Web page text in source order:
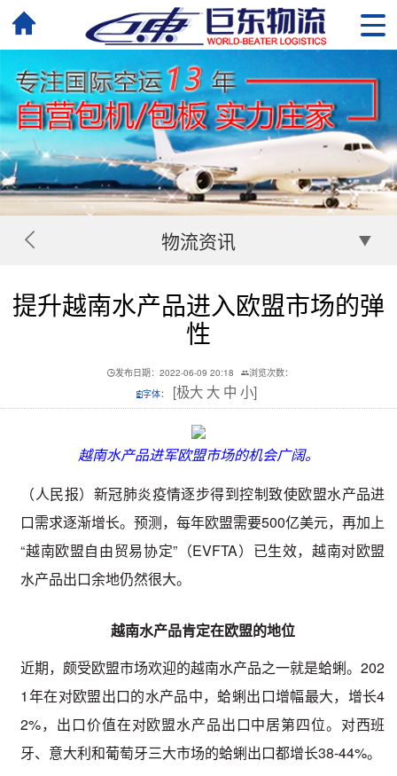
物流资讯
提升越南水产品进入欧盟市场的弹
性
发布日期：2022-06-09 20:18
浏览次数：
字体：
[极大 大 中 小]
越南水产品进军欧盟市场的机会广阔。
（人民报）新冠肺炎疫情逐步得到控制致使欧盟水产品进
口需求逐渐增长。预测，每年欧盟需要500亿美元，再加上
“越南欧盟自由贸易协定”（EVFTA）已生效，越南对欧盟
水产品出口余地仍然很大。
越南水产品肯定在欧盟的地位
近期，颇受欧盟市场欢迎的越南水产品之一就是蛤蜊。202
1年在对欧盟出口的水产品中，蛤蜊出口增幅最大，增长4
2%，出口价值在对欧盟水产品出口中居第四位。对西班
牙、意大利和葡萄牙三大市场的蛤蜊出口都增长38-44%。